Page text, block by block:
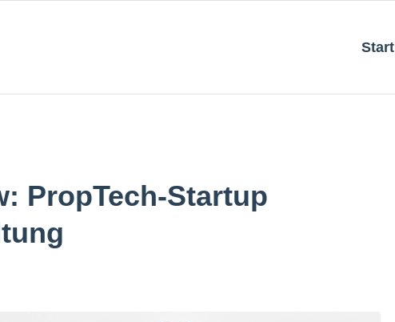
Start
PropTech-Startup